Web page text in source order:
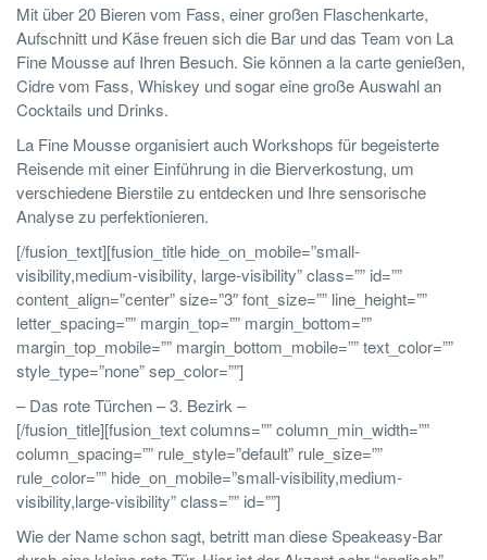
Mit über 20 Bieren vom Fass, einer großen Flaschenkarte,
Aufschnitt und Käse freuen sich die Bar und das Team von La
Fine Mousse auf Ihren Besuch. Sie können a la carte genießen,
Cidre vom Fass, Whiskey und sogar eine große Auswahl an
Cocktails und Drinks.
La Fine Mousse organisiert auch Workshops für begeisterte
Reisende mit einer Einführung in die Bierverkostung, um
verschiedene Bierstile zu entdecken und Ihre sensorische
Analyse zu perfektionieren.
[/fusion_text][fusion_title hide_on_mobile=”small-
visibility,medium-visibility, large-visibility” class=”” id=””
content_align=”center” size=”3″ font_size=”” line_height=””
letter_spacing=”” margin_top=”” margin_bottom=””
margin_top_mobile=”” margin_bottom_mobile=”” text_color=””
style_type=”none” sep_color=””]
– Das rote Türchen – 3. Bezirk –
[/fusion_title][fusion_text columns=”” column_min_width=””
column_spacing=”” rule_style=”default” rule_size=””
rule_color=”” hide_on_mobile=”small-visibility,medium-
visibility,large-visibility” class=”” id=””]
Wie der Name schon sagt, betritt man diese Speakeasy-Bar